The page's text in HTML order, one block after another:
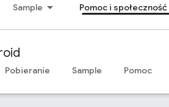
Sample Pomoc i społeczność
Pobieranie Sample Pomoc